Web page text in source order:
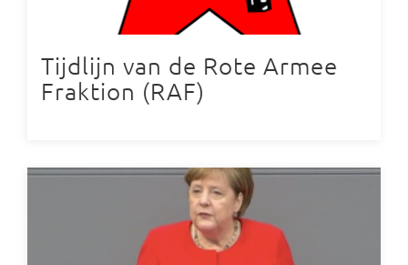
Tijdlijn van de Rote Armee
Fraktion (RAF)